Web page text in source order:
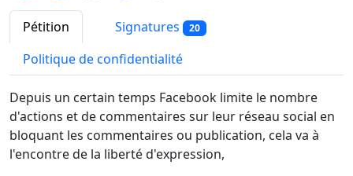
Pétition Signatures 20
Politique de confidentialité
Depuis un certain temps Facebook limite le nombre
d'actions et de commentaires sur leur réseau social en
bloquant les commentaires ou publication, cela va à
l'encontre de la liberté d'expression,